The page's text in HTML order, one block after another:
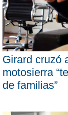
Girard cruzó
motosierra
de familias”